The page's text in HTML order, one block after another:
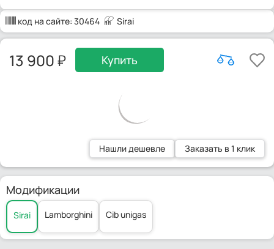
код на сайте: 30464 Sirai
13 900 Купить
Нашли дешевле Заказать в 1 клик
Модификации
Sirai Lamborghini Cib unigas